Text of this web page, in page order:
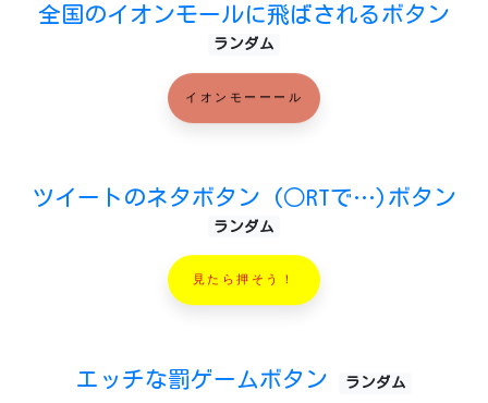
全国のイオンモールに飛ばされるボタン
ランダム
イオンモーーール
ツイートのネタボタン (○RTで…)ボタン
ランダム
見たら押そう！
エッチな罰ゲームボタン ランダム